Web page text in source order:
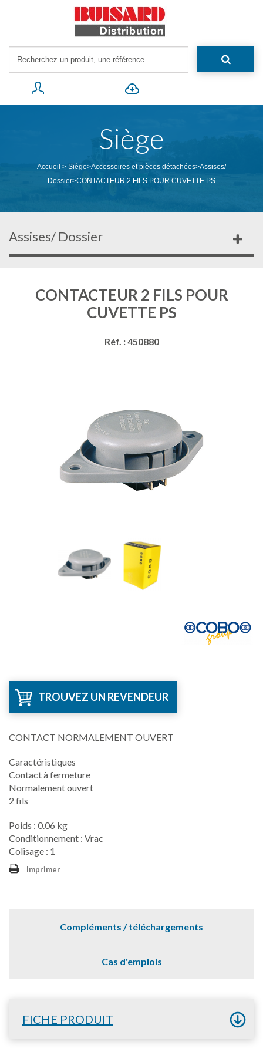
Siège
Accueil > Siège>Accessoires et pièces détachées>Assises/
Dossier>CONTACTEUR 2 FILS POUR CUVETTE PS
Assises/ Dossier
CONTACTEUR 2 FILS POUR
CUVETTE PS
Réf. : 450880
TROUVEZ UN REVENDEUR
CONTACT NORMALEMENT OUVERT
Caractéristiques
Contact à fermeture
Normalement ouvert
2 fils
Poids : 0.06 kg
Conditionnement : Vrac
Colisage : 1
Imprimer
Compléments / téléchargements
Cas d'emplois
FICHE PRODUIT